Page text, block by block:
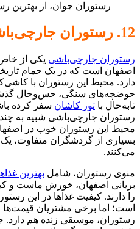
رستوران جوان، از بهترین
12. رستوران جارچی‌باشی اصفهان
رستوران جارچی‌باشی یکی از
اصفهان است که در یک حمام
دارد. محیط این رستوران با
حوضچه‌های سنگی، حس‌وحال گذشته
تابه‌حال با تور کاشان سفر کرده
رستوران جارچی‌باشی شبیه به
محیط این رستوران خوب در
بسیاری از گردشگران متفاوت،
می‌کنند.
منوی رستوران، شامل بهترین
بریانی اصفهان، خورش ماست و
را دارند. کیفیت غذاها در این
است؛ اما برخی مشتریان قیمت‌ها
رستوران، موسیقی زنده هم دارد.